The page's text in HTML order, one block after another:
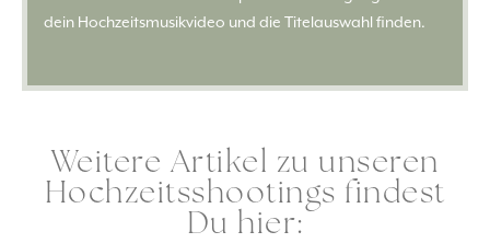
dein Hochzeitsmusikvideo und die Titelauswahl finden.
Weitere Artikel zu unseren
Hochzeitsshootings findest
Du hier: